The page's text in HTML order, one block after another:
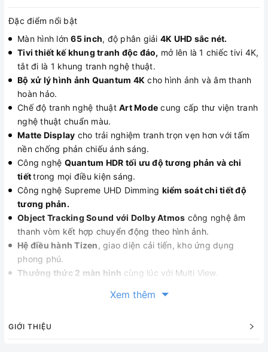
Đặc điểm nổi bật
Màn hình lớn65 inch, độ phân giải 4K UHD sắc nét.
Tivi thiết kế khung tranh độc đáo, mở lên là 1 chiếc tivi 4K,
tắt đi là 1 khung tranh nghệ thuật.
Bộ xử lý hình ảnh Quantum 4K cho hình ảnh và âm thanh
hoàn hảo.
Chế độ tranh nghệ thuật Art Mode cung cấp thư viện tranh
nghệ thuật chuẩn màu.
Matte Display cho trải nghiệm tranh trọn vẹn hơn với tấm
nền chống phản chiếu ánh sáng.
Công nghệ Quantum HDR tối ưu độ tương phản và chi
tiếttrong mọi điều kiện sáng.
Công nghệ Supreme UHD Dimming kiểm soát chi tiết độ
tương phản.
Object Tracking Sound với Dolby Atmos công nghệ âm
thanh vòm kết hợp chuyển động theo hình ảnh.
Hệ điều hành Tizen , giao diện cải tiến, kho ứng dụng
phong phú.
Thưởng thức 2 màn hình cùng lúc với Multi View.
Thông số kỹ thuật
Thông tin sản phẩm
Xem thêm
GIỚI THIỆU